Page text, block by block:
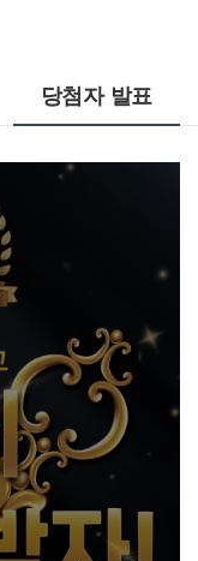
당첨자 발표